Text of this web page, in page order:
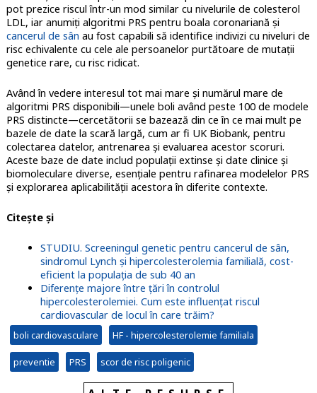
pot prezice riscul într-un mod similar cu nivelurile de colesterol
LDL, iar anumiți algoritmi PRS pentru boala coronariană și
cancerul de sân au fost capabili să identifice indivizi cu niveluri de
risc echivalente cu cele ale persoanelor purtătoare de mutații
genetice rare, cu risc ridicat.
Având în vedere interesul tot mai mare și numărul mare de
algoritmi PRS disponibili—unele boli având peste 100 de modele
PRS distincte—cercetătorii se bazează din ce în ce mai mult pe
bazele de date la scară largă, cum ar fi UK Biobank, pentru
colectarea datelor, antrenarea și evaluarea acestor scoruri.
Aceste baze de date includ populații extinse și date clinice și
biomoleculare diverse, esențiale pentru rafinarea modelelor PRS
și explorarea aplicabilității acestora în diferite contexte.
Citește și
STUDIU. Screeningul genetic pentru cancerul de sân,
sindromul Lynch și hipercolesterolemia familială, cost-
eficient la populația de sub 40 an
Diferențe majore între țări în controlul
hipercolesterolemiei. Cum este influențat riscul
cardiovascular de locul în care trăim?
boli cardiovasculare HF - hipercolesterolemie familiala
preventie PRS scor de risc poligenic